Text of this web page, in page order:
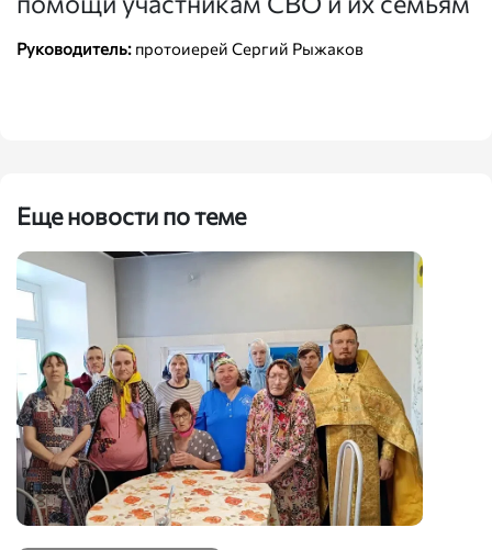
Руководитель: протоиерей Сергий Рыжаков
Еще новости по теме